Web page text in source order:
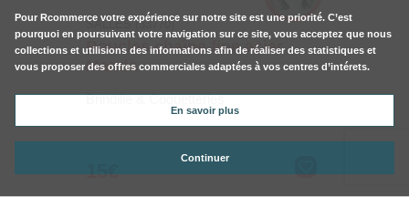
SALLES (33770)
Boucles chaîne fine acier
Manda
Brindille & Coquetteries
15€
Pour Rcommerce votre expérience sur notre site est une priorité. C’est
pourquoi en poursuivant votre navigation sur ce site, vous acceptez que nous
collections et utilisions des informations afin de réaliser des statistiques et
vous proposer des offres commerciales adaptées à vos centres d’intérets.
En savoir plus
Continuer